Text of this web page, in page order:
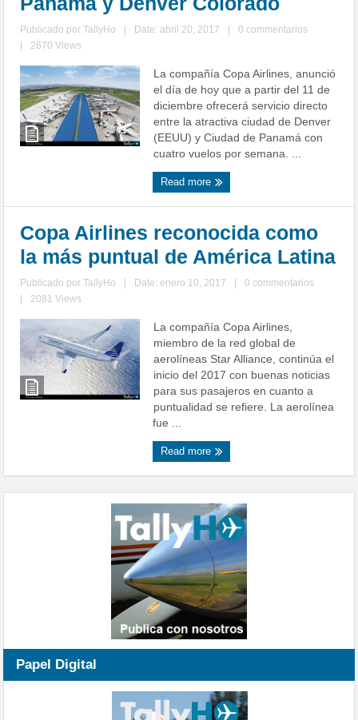
Publicado porTallyHo Date: abril 20, 2017
0 commentarios
2670 Views
La compañía Copa Airlines, anunció
el día de hoy que a partir del 11 de
diciembre ofrecerá servicio directo
entre la atractiva ciudad de Denver
(EEUU) y Ciudad de Panamá con
cuatro vuelos por semana. ...
Read more
Copa Airlines reconocida como
la más puntual de América Latina
Publicado porTallyHo Date: enero 10, 2017
0 commentarios
2081 Views
La compañía Copa Airlines,
miembro de la red global de
aerolíneas Star Alliance, continúa el
inicio del 2017 con buenas noticias
para sus pasajeros en cuanto a
puntualidad se refiere. La aerolínea
fue ...
Read more
Papel Digital